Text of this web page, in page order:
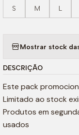
S M L
Mostrar stock
DESCRIÇÃO
Este pack
Limitado ao stock
Produtos em
usados